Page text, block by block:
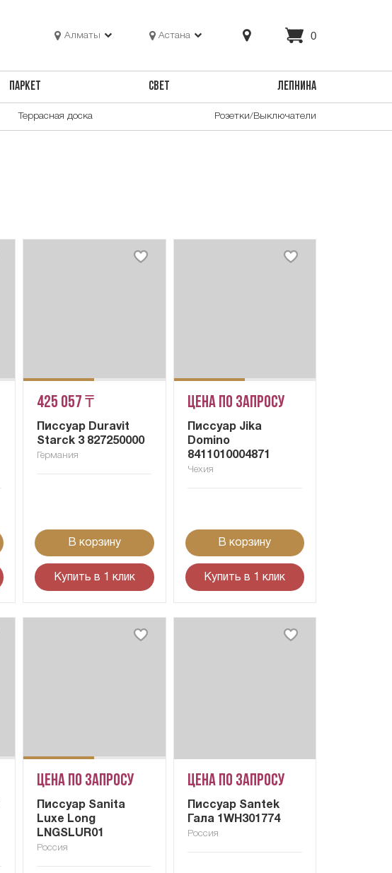
Алматы Астана 0
ПАРКЕТ СВЕТ ЛЕПНИНА
Террасная доска Розетки/Выключатели
425 057 ₸
Писсуар Duravit
Starck 3 827250000
Германия
В корзину
Купить в 1 клик
Цена по запросу
Писсуар Jika
Domino
8411010004871
Чехия
В корзину
Купить в 1 клик
Цена по запросу
Писсуар Sanita
Luxe Long
LNGSLUR01
Россия
Цена по запросу
Писсуар Santek
Гала 1WH301774
Россия